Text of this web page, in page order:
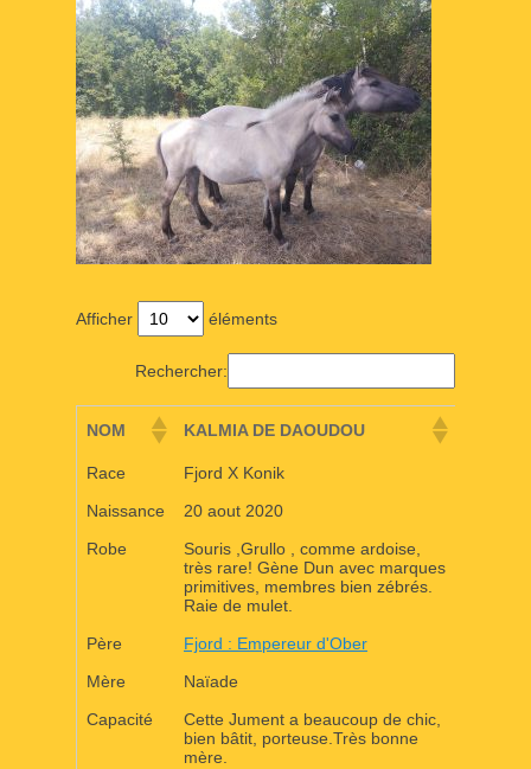
Afficher éléments
Rechercher:
NOM KALMIA DE DAOUDOU
Race
Fjord X Konik
Naissance
20 aout 2020
Robe
Souris ,Grullo , comme ardoise,
très rare! Gène Dun avec marques
primitives, membres bien zébrés.
Raie de mulet.
Père
Fjord : Empereur d'Ober
Mère
Naïade
Capacité
Cette Jument a beaucoup de chic,
bien bâtit, porteuse.Très bonne
mère.